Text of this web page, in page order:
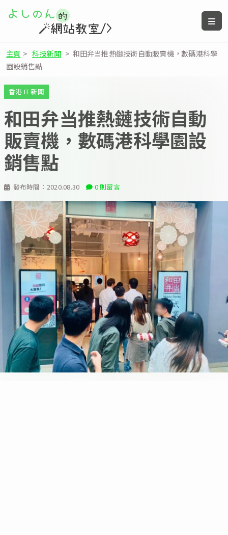
主頁 > 科技新聞 > 和田弁当推熱鏈技術自動販賣機，數碼港科學
園設銷售點
發布時間： 2020.08.30 0 則留言
香港 IT 新聞
和田弁当推熱鏈技術自動
販賣機，數碼港科學園設
銷售點